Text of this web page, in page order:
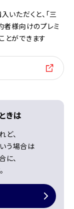
いただくと、「三
者様向けのプレミ
とができます
きは
ど、
う場合は
に、